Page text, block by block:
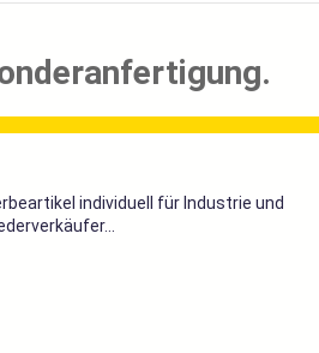
individuell für Industrie und